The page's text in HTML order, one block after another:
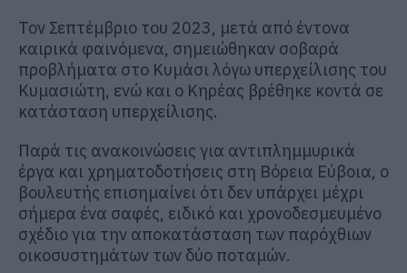
Τον Σεπτέμβριο του 2023, μετά από έντονα
καιρικά φαινόμενα, σημειώθηκαν σοβαρά
προβλήματα στο Κυμάσι λόγω υπερχείλισης του
Κυμασιώτη, ενώ και ο Κηρέας βρέθηκε κοντά σε
κατάσταση υπερχείλισης.
Παρά τις ανακοινώσεις για αντιπλημμυρικά
έργα και χρηματοδοτήσεις στη Βόρεια Εύβοια, ο
βουλευτής επισημαίνει ότι δεν υπάρχει μέχρι
σήμερα ένα σαφές, ειδικό και χρονοδεσμευμένο
σχέδιο για την αποκατάσταση των παρόχθιων
οικοσυστημάτων των δύο ποταμών.